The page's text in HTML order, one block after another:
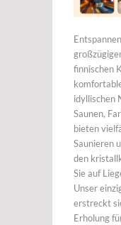
finnischen
idyllischen
Saunen,
bieten
Saunieren
den
Sie auf
Unser
erstreckt
Erholung